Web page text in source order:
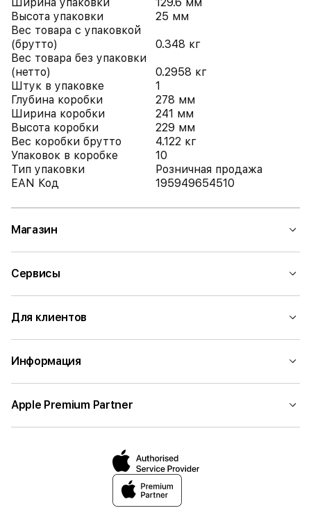
Высота упаковки
25 мм
Вес товара с упаковкой
(брутто)
0.348 кг
Вес товара без упаковки
(нетто)
0.2958 кг
Штук в упаковке
1
Глубина коробки
278 мм
Ширина коробки
241 мм
Высота коробки
229 мм
Вес коробки брутто
4.122 кг
Упаковок в коробке
10
Тип упаковки
Розничная продажа
EAN Код
195949654510
Магазин
Сервисы
Для клиентов
Информация
Apple Premium Partner